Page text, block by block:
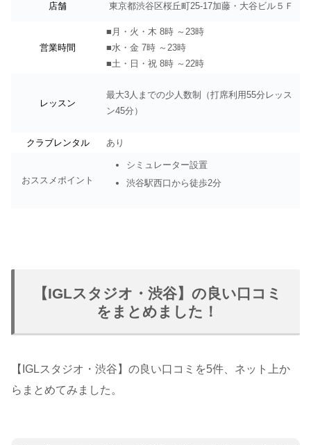
店舗 東京都渋谷区桜丘町25-17加藤・大谷ビル５Ｆ
営業時間
■月・火・木 8時 ～23時
■水・金 7時 ～23時
■土・日・祝 8時 ～22時
レッスン
最大3人までの少人数制（打席利用55分レッス
ン45分）
クラブレンタル あり
おススメポイント
シミュレーター設置
渋谷駅西口から徒歩2分
【IGLスタジオ・渋谷】の良い口コミ
をまとめました！
【IGLスタジオ・渋谷】の良い口コミを5件、ネット上か
らまとめてみました。